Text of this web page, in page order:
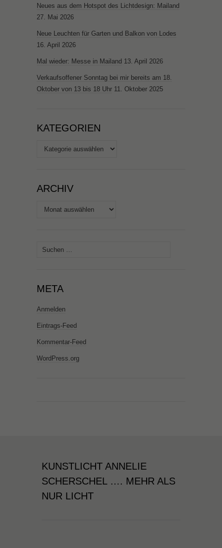
Neues aus dem Hotspot des Lichtdesign: Mailand
27. Mai 2026
Neue Leuchten für Garten und Balkon von Lodes
16. April 2026
Mal wieder: Messe in Mailand 13. April 2026
Verkaufsoffener Sonntag bei mir bereits am 18.
Oktober von 13 bis 18 Uhr 11. Oktober 2025
KATEGORIEN
Kategorien
ARCHIV
Archiv
Suchen
META
Anmelden
Eintrags-Feed
Kommentar-Feed
WordPress.org
KUNSTLICHT ANNELIE
SCHERSCHEL …. MEHR ALS
NUR LICHT